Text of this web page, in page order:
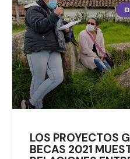
LOS PROYECTOS
BECAS 2021